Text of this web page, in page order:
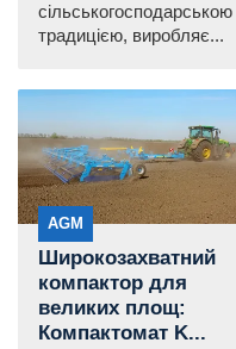
сільськогосподарською
традицією, виробляє...
AGM
Широкозахватний
компактор для
великих площ:
Компактомат K...